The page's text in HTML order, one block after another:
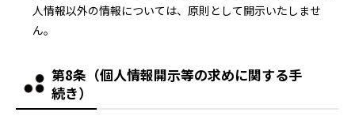
人情報以外の情報については、原則として開示いたしませ
ん。
第8条（個人情報開示等の求めに関する手
続き）